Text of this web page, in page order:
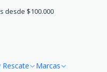
Rescate Marcas
desde $100.000
Aonijie Soft Flask 259 ml
Aonijie